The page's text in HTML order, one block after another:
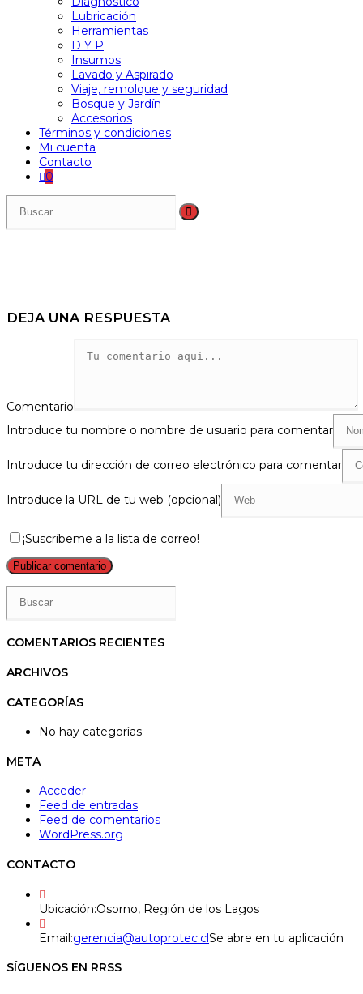
Lubricación
Herramientas
D Y P
Insumos
Lavado y Aspirado
Viaje, remolque y seguridad
Bosque y Jardín
Accesorios
Términos y condiciones
Mi cuenta
Contacto
0
DEJA UNA RESPUESTA
Comentario
Introduce tu nombre o nombre de usuario para comentar
Introduce tu dirección de correo electrónico para comentar
Introduce la URL de tu web (opcional)
¡Suscríbeme a la lista de correo!
COMENTARIOS RECIENTES
ARCHIVOS
CATEGORÍAS
No hay categorías
META
Acceder
Feed de entradas
Feed de comentarios
WordPress.org
CONTACTO
Ubicación:Osorno, Región de los Lagos
Email:gerencia@autoprotec.clSe abre en tu aplicación
SÍGUENOS EN RRSS